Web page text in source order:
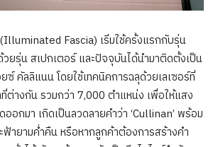
Fascia) เริ่มใช้ครั้งแรกกับรุ่น
ยรุ่น สเปกเตอร์ และปัจจุบันได้นำมาติดตั้งเป็น
ซ์ คัลลิแนน โดยใช้เทคนิคการฉลุด้วยเลเซอร์ที่
ต่างกัน รวมกว่า 7,000 ตำแหน่ง เพื่อให้แสง
อกมา เกิดเป็นลวดลายคำว่า ‘Cullinan’ พร้อม
ายามค่ำคืน หรือหากลูกค้าต้องการสร้างคำ